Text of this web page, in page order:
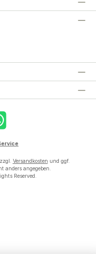
Versandkosten und ggf.
anders angegeben.
Reserved.